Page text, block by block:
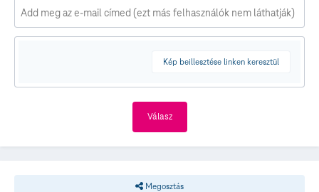
Kép beillesztése linken keresztül
Válasz
Megosztás